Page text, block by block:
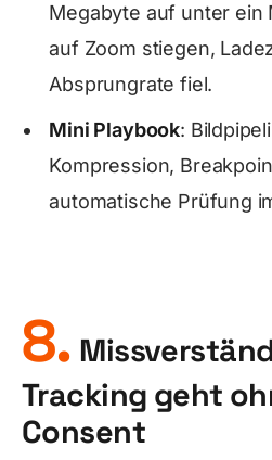
Megabyte auf unter ein
auf Zoom stiegen,
Absprungrate fiel.
Mini Playbook:
Kompression,
automatische Prüfung
8.
Tracking geht
Consent